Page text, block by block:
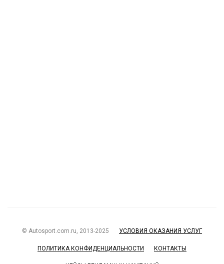
© Autosport.com.ru, 2013-2025 УСЛОВИЯ ОКАЗАНИЯ УСЛУГ
ПОЛИТИКА КОНФИДЕНЦИАЛЬНОСТИ КОНТАКТЫ